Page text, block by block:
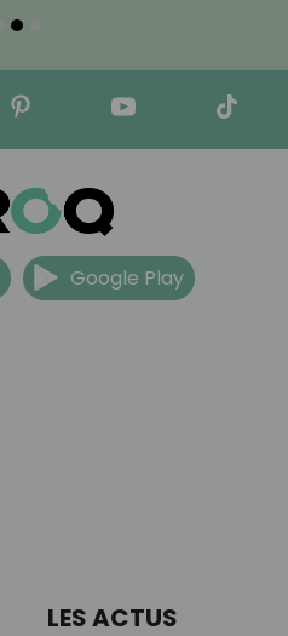
Google Play
LES ACTUS